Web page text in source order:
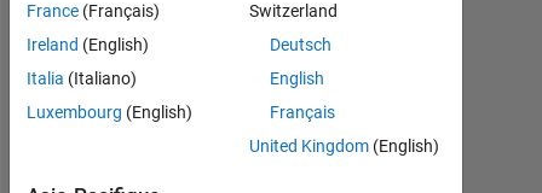
person
in
skill
France (Français)
Ireland (English)
Italia (Italiano)
Luxembourg (English)
Switzerland
Deutsch
English
Français
United Kingdom(English)